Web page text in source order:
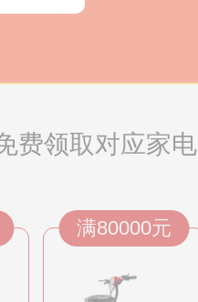
费领取对应家电
满80000元